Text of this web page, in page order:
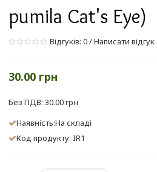
pumila Cat's Eye)
Відгуків: 0/Написати відгук
30.00 грн
Без ПДВ: 30.00 грн
Наявність:На складі
Код продукту: IR1